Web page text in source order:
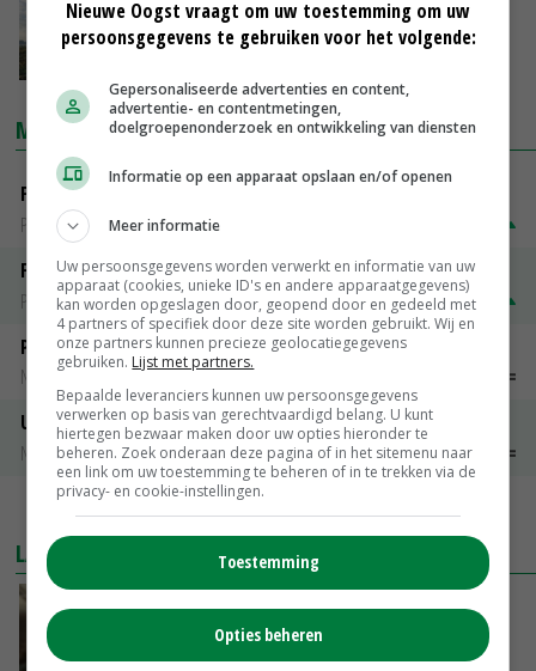
Optimisme over proeven met sorghum
MARKTPRIJZEN
Fontane
PotatoNL
Fritesgeschikt NL Du Be
PotatoNL
€ 15,00~ € 23,00
Peen
Noteringen
Uien Middenmeer Geel 30-60% grof
Noteringen
€ 0,00~ € 0,00
LAATSTE NIEUWS
‘Samenwerking A-ware en Amalthea gaat
zorgen voor meer balans’
Nieuwe Oogst vraagt om uw toestemming om uw
persoonsgegevens te gebruiken voor het volgende:
Gepersonaliseerde advertenties en content,
advertentie- en contentmetingen,
doelgroepenonderzoek en ontwikkeling van diensten
Informatie op een apparaat opslaan en/of openen
Meer informatie
Uw persoonsgegevens worden verwerkt en informatie van uw
apparaat (cookies, unieke ID's en andere apparaatgegevens)
kan worden opgeslagen door, geopend door en gedeeld met
4 partners of specifiek door deze site worden gebruikt. Wij en
onze partners kunnen precieze geolocatiegegevens
gebruiken. Lijst met partners.
Bepaalde leveranciers kunnen uw persoonsgegevens
verwerken op basis van gerechtvaardigd belang. U kunt
hiertegen bezwaar maken door uw opties hieronder te
beheren. Zoek onderaan deze pagina of in het sitemenu naar
een link om uw toestemming te beheren of in te trekken via de
privacy- en cookie-instellingen.
Toestemming
Opties beheren